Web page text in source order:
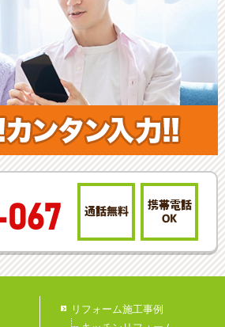
通話無料
携帯電話
OK
リフォーム施工事例